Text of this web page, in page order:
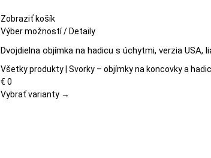
Zobraziť košík
Výber možností Tento
má
viacero
Možnosti
/Detaily
Dvojdielna objímka na hadicu s úchytmi, verzia USA,
Všetky produkty | Svorky – objímky na koncovky a
€ 0
Vybrať varianty →